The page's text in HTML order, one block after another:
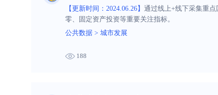
【更新时间：2024.06.26】 通过线上+线下采集重
零、固定资产投资等重要关注指标。
公共数据 > 城市发展
188